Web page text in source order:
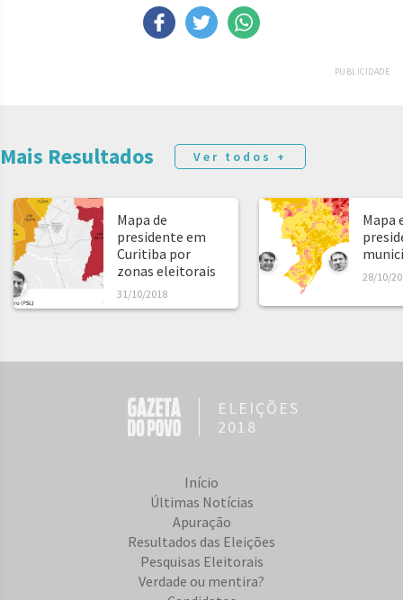
PUBLICIDADE
Mais Resultados Ver todos +
Mapa de
presidente em
Curitiba por
zonas eleitorais
31/10/2018
Mapa
28/10/
ELEIÇÕES
2018
Início
Últimas Notícias
Apuração
Resultados das Eleições
Pesquisas Eleitorais
Verdade ou mentira?